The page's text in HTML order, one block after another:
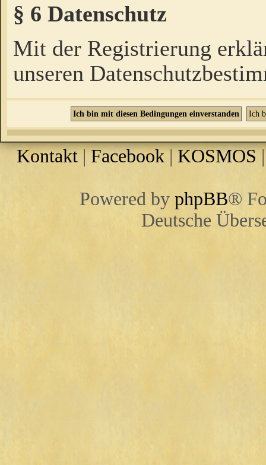
§ 6 Datenschutz
Mit der Registrierung
unseren
Kontakt |Facebook | KOSMOS
Powered by phpBB®
Deutsche